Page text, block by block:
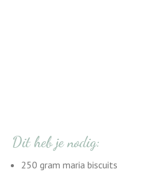
Dit heb je nodig:
250 gram maria biscuits